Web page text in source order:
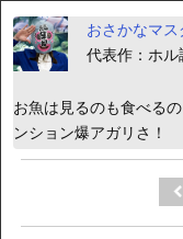
おさかなマス
代表作：ホル
お魚は見るのも食べる
ンション爆アガリさ！